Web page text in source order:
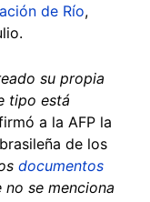
de Río,
su propia
tipo está
a la AFP la
de los
documentos
se menciona